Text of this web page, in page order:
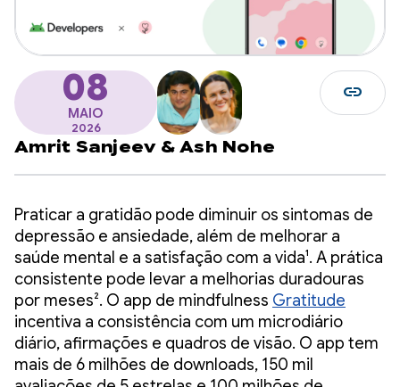
08
MAIO
2026
Amrit Sanjeev & Ash Nohe
link
Praticar a gratidão pode diminuir os sintomas de
depressão e ansiedade, além de melhorar a
saúde mental e a satisfação com a vida¹. A prática
consistente pode levar a melhorias duradouras
por meses². O app de mindfulness Gratitude
incentiva a consistência com um microdiário
diário, afirmações e quadros de visão. O app tem
mais de 6 milhões de downloads, 150 mil